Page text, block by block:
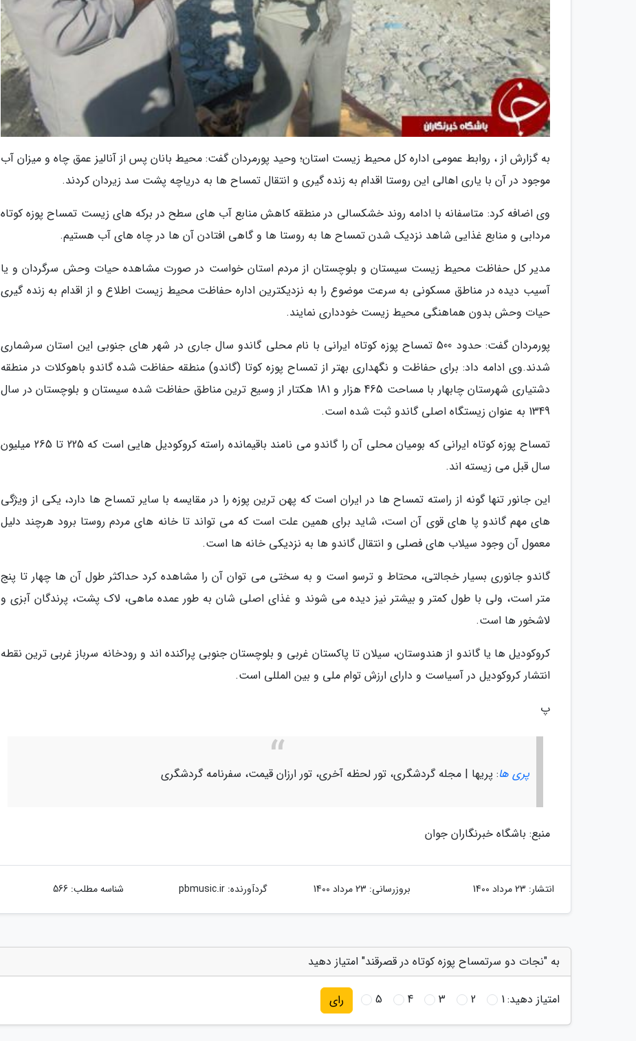
به گزارش از ، روابط عمومی اداره کل محیط زیست استان؛ وحید پورمردان گفت: محیط بانان پس از آنالیز عمق چاه و میزان آب
موجود در آن با یاری اهالی این روستا اقدام به زنده گیری و انتقال تمساح ها به دریاچه پشت سد زیردان کردند.
وی اضافه کرد: متاسفانه با ادامه روند خشکسالی در منطقه کاهش منابع آب های سطح در برکه های زیست تمساح پوزه کوتاه
مردابی و منابع غذایی شاهد نزدیک شدن تمساح ها به روستا ها و گاهی افتادن آن ها در چاه های آب هستیم.
مدیر کل حفاظت محیط زیست سیستان و بلوچستان از مردم استان خواست در صورت مشاهده حیات وحش سرگردان و یا
آسیب دیده در مناطق مسکونی به سرعت موضوع را به نزدیکترین اداره حفاظت محیط زیست اطلاع و از اقدام به زنده گیری
حیات وحش بدون هماهنگی محیط زیست خودداری نمایند.
پورمردان گفت: حدود 500 تمساح پوزه کوتاه ایرانی با نام محلی گاندو سال جاری در شهر های جنوبی این استان سرشماری
شدند.وی ادامه داد: برای حفاظت و نگهداری بهتر از تمساح پوزه کوتا (گاندو) منطقه حفاظت شده گاندو باهوکلات در منطقه
دشتیاری شهرستان چابهار با مساحت 465 هزار و 181 هکتار از وسیع ترین مناطق حفاظت شده سیستان و بلوچستان در سال
1349 به عنوان زیستگاه اصلی گاندو ثبت شده است.
تمساح پوزه کوتاه ایرانی که بومیان محلی آن را گاندو می نامند باقیمانده راسته کروکودیل هایی است که 225 تا 265 میلیون
سال قبل می زیسته اند.
این جانور تنها گونه از راسته تمساح ها در ایران است که پهن ترین پوزه را در مقایسه با سایر تمساح ها دارد، یکی از ویژگی
های مهم گاندو پا های قوی آن است، شاید برای همین علت است که می تواند تا خانه های مردم روستا برود هرچند دلیل
معمول آن وجود سیلاب های فصلی و انتقال گاندو ها به نزدیکی خانه ها است.
گاندو جانوری بسیار خجالتی، محتاط و ترسو است و به سختی می توان آن را مشاهده کرد حداکثر طول آن ها چهار تا پنج
متر است، ولی با طول کمتر و بیشتر نیز دیده می شوند و غذای اصلی شان به طور عمده ماهی، لاک پشت، پرندگان آبزی و
لاشخور ها است.
کروکودیل ها یا گاندو از هندوستان، سیلان تا پاکستان غربی و بلوچستان جنوبی پراکنده اند و رودخانه سرباز غربی ترین نقطه
انتشار کروکودیل در آسیاست و دارای ارزش توام ملی و بین المللی است.
پ
پری ها: پریها | مجله گردشگری، تور لحظه آخری، تور ارزان قیمت، سفرنامه گردشگری
منبع: باشگاه خبرنگاران جوان
انتشار: 23 مرداد 1400 بروزرسانی: 23 مرداد 1400 گردآورنده:pbmusic.ir شناسه مطلب: 566
به "نجات دو سرتمساح پوزه کوتاه در قصرقند" امتیاز دهید
امتیاز دهید:1
2
3
4
5 رای